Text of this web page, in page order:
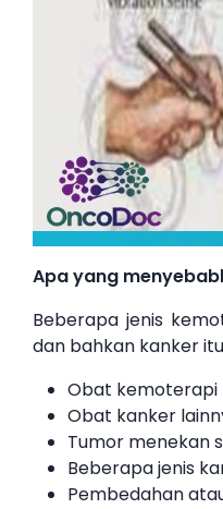
Apa yang
Beberapa jenis
dan bahkan kanker
Obat kemoterapi
Obat kanker
Tumor menekan
Beberapa jenis
Pembedahan